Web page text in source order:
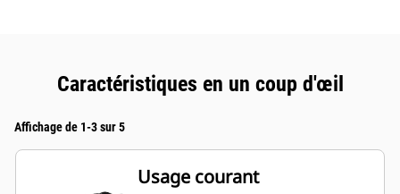
Caractéristiques en un coup d'œil
Affichage de 1-3 sur 5
Usage courant